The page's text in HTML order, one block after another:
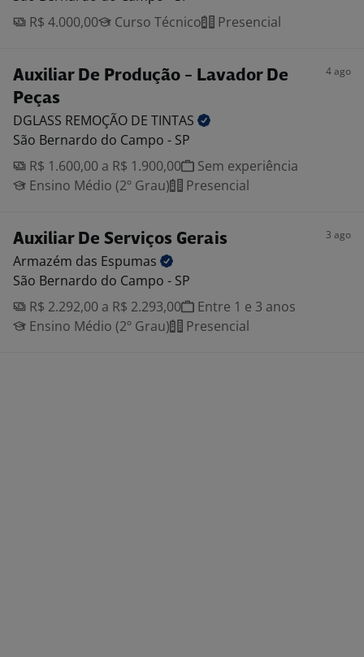
R$ 4.000,00
Curso Técnico Presencial
Auxiliar De Produção - Lavador De
Peças
4 ago
DGLASS REMOÇÃO DE TINTAS
São Bernardo do Campo - SP
R$ 1.600,00 a R$ 1.900,00
Sem experiência
Ensino Médio (2º Grau)
Presencial
Auxiliar De Serviços Gerais 3 ago
Armazém das Espumas
São Bernardo do Campo - SP
R$ 2.292,00 a R$ 2.293,00
Entre 1 e 3 anos
Ensino Médio (2º Grau)
Presencial